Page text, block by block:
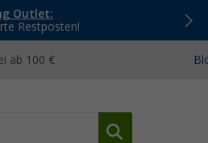
Outlet:
Restposten!
ab 100 €